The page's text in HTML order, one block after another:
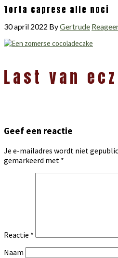
Torta caprese alle noci
30 april 2022 ByGertrude
Interacties
Last van
Geef een reactie
Je e-mailadres wordt niet
gemarkeerd met *
Reactie *
Naam